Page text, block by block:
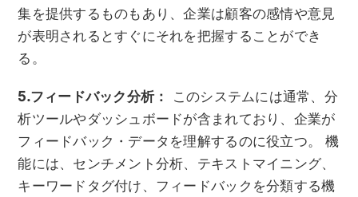
集を提供するものもあり、企業は顧客の感情や意見
が表明されるとすぐにそれを把握することができ
る。
5.フィードバック分析：
このシステムには通常、分
析ツールやダッシュボードが含まれており、企業が
フィードバック・データを理解するのに役立つ。 機
能には、センチメント分析、テキストマイニング、
キーワードタグ付け、フィードバックを分類する機